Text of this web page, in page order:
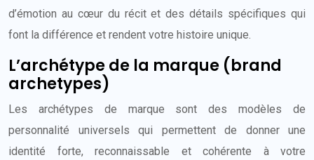
d’émotion au cœur du récit et des détails spécifiques qui
font la différence et rendent votre histoire unique.
L’archétype de la marque (brand
archetypes)
Les archétypes de marque sont des modèles de
personnalité universels qui permettent de donner une
identité forte, reconnaissable et cohérente à votre